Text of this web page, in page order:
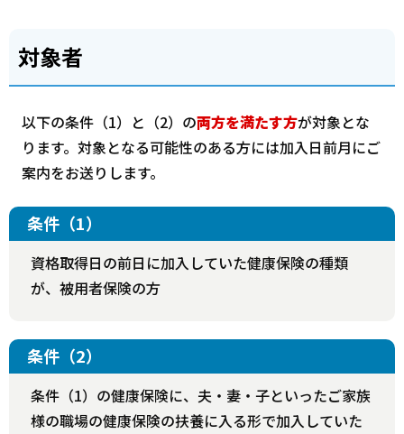
対象者
以下の条件（1）と（2）の両方を満たす方が対象とな
ります。対象となる可能性のある方には加入日前月にご
案内をお送りします。
条件（1）
資格取得日の前日に加入していた健康保険の種類
が、被用者保険の方
条件（2）
条件（1）の健康保険に、夫・妻・子といったご家族
様の職場の健康保険の扶養に入る形で加入していた